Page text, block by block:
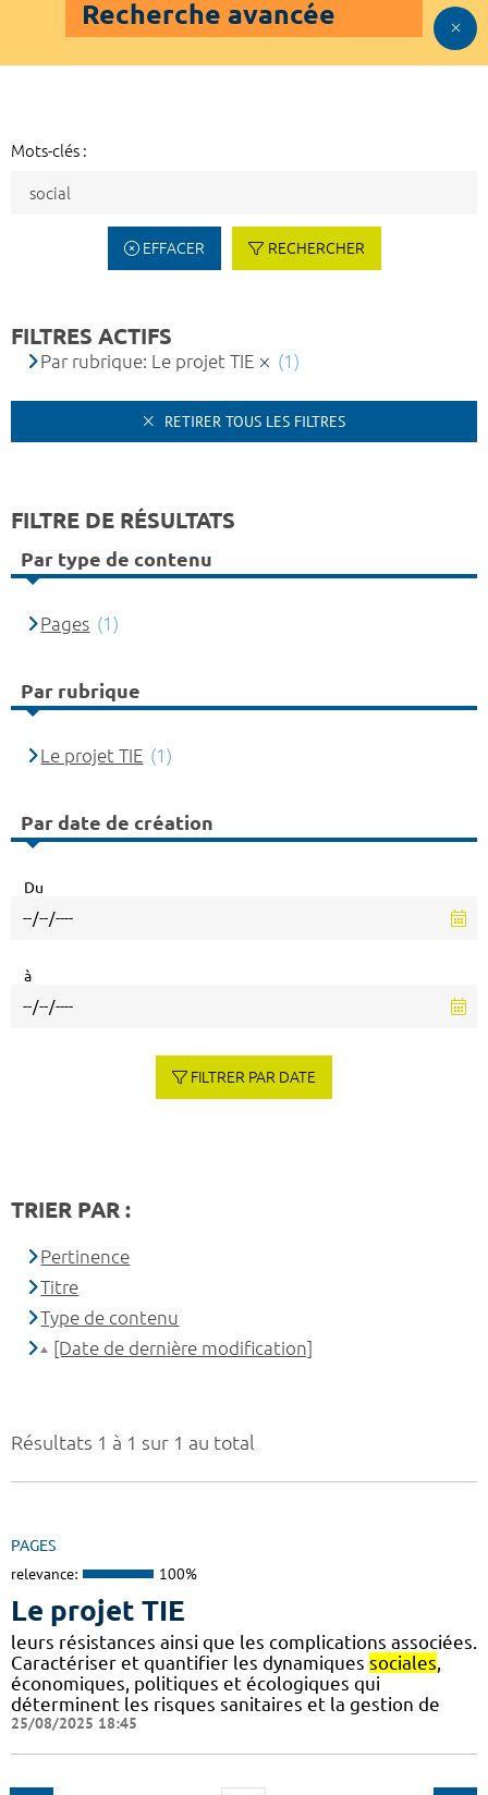
Recherche avancée
Mots-clés :
EFFACER RECHERCHER
Résultats 1 à 1 sur 1 au total
PAGES
relevance: 100%
Le projet TIE
leurs résistances ainsi que les complications associées.
Caractériser et quantifier les dynamiques sociales
économiques, politiques et écologiques qui
déterminent les risques sanitaires et la gestion de
25/08/2025 18:45
FILTRES ACTIFS
Par rubrique: Le projet TIE (1)
RETIRER TOUS LES FILTRES
FILTRE DE RÉSULTATS
Par type de contenu
Pages (1)
Par rubrique
Le projet TIE (1)
Par date de création
Du
à
FILTRER PAR DATE
TRIER PAR :
Pertinence
Titre
Type de contenu
[Date de dernière modification]